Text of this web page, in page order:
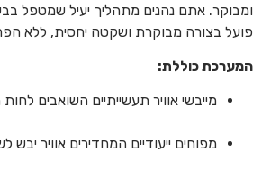
ומבוקר. אתם נהנים מתהליך יעיל שמטפל
פועל בצורה מבוקרת ושקטה יחסית, ללא
המערכת כוללת:
מייבשי אוויר תעשייתיים השואבים לחות
מפוחים ייעודיים המחדירים אוויר